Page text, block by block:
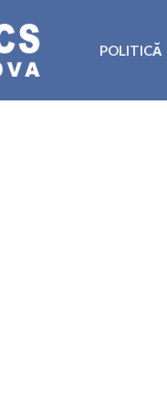
POLITICĂ